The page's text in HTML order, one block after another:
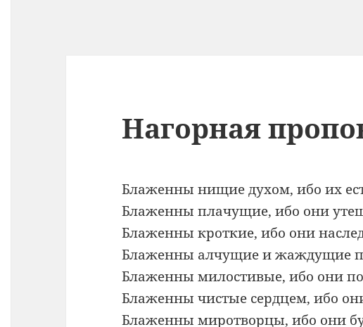
Нагорная
Блаженны нищие духом, ибо их
Блаженны плачущие, ибо они
Блаженны кроткие, ибо они
Блаженны алчущие и жаждущие
Блаженны милостивые, ибо они
Блаженны чистые сердцем, ибо
Блаженны миротворцы, ибо они